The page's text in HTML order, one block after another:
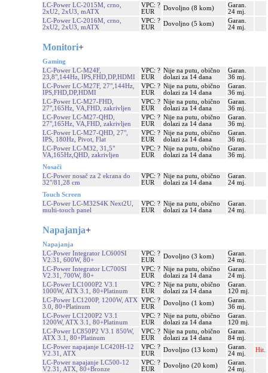
LC-Power LC-2015M, crno,
2xU2, 2xU3, mATX
VPC: ?
EUR
Dovoljno (8 kom)
Garan.
24 mj.
LC-Power LC-2016M, crno,
2xU2, 2xU3, mATX
VPC: ?
EUR
Dovoljno (5 kom)
Garan.
24 mj.
Monitori+
Gaming
LC-Power LC-M24F,
23,8",144Hz, IPS,FHD,DP,HDMI
VPC: ?
EUR
Nije na putu, obično
dolazi za 14 dana
Garan.
36 mj.
LC-Power LC-M27F, 27",144Hz,
IPS,FHD,DP,HDMI
VPC: ?
EUR
Nije na putu, obično
dolazi za 14 dana
Garan.
36 mj.
LC-Power LC-M27-FHD,
27",165Hz, VA,FHD, zakrivljen
VPC: ?
EUR
Nije na putu, obično
dolazi za 14 dana
Garan.
36 mj.
LC-Power LC-M27-QHD,
27",165Hz, VA,FHD, zakrivljen
VPC: ?
EUR
Nije na putu, obično
dolazi za 14 dana
Garan.
36 mj.
LC-Power LC-M27-QHD, 27",
IPS, 180Hz, Pivot, Flat
VPC: ?
EUR
Nije na putu, obično
dolazi za 14 dana
Garan.
36 mj.
LC-Power LC-M32, 31,5"
VA,165Hz,QHD, zakrivljen
VPC: ?
EUR
Nije na putu, obično
dolazi za 14 dana
Garan.
36 mj.
Nosači
LC-Power nosač za 2 ekrana do
32"/81,28 cm
VPC: ?
EUR
Nije na putu, obično
dolazi za 14 dana
Garan.
24 mj.
Touch Screen
LC-Power LC-M32S4K Next2U,
multi-touch panel
VPC: ?
EUR
Nije na putu, obično
dolazi za 14 dana
Garan.
24 mj.
Napajanja+
Napajanja
LC-Power Integrator LC600SI
V2.31, 600W, 80+
VPC: ?
EUR
Dovoljno (3 kom)
Garan.
24 mj.
LC-Power Integrator LC700SI
V2.31, 700W, 80+
VPC: ?
EUR
Nije na putu, obično
dolazi za 14 dana
Garan.
24 mj.
LC-Power LC1000P2 V3.1
1000W, ATX 3.1, 80+Platinum
VPC: ?
EUR
Nije na putu, obično
dolazi za 14 dana
Garan.
120 mj.
LC-Power LC1200P, 1200W, ATX
3.0, 80+Platinum
VPC: ?
EUR
Dovoljno (1 kom)
Garan.
36 mj.
LC-Power LC1200P2 V3.1
1200W, ATX 3.1, 80+Platinum
VPC: ?
EUR
Nije na putu, obično
dolazi za 14 dana
Garan.
120 mj.
LC-Power LC850P2 V3.1 850W,
ATX 3.1, 80+Platinum
VPC: ?
EUR
Nije na putu, obično
dolazi za 14 dana
Garan.
84 mj.
LC-Power napajanje LC420H-12
V2.31, ATX
VPC: ?
EUR
Dovoljno (13 kom)
Garan.
24 mj.
Hit.
LC-Power napajanje LC500-12
V2.31, ATX, 80+Bronze
VPC: ?
EUR
Dovoljno (20 kom)
Garan.
24 mj.